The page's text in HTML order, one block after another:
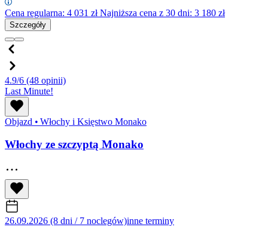
Cena regularna: 4 031 złNajniższa cena z 30 dni: 3 180 zł
Szczegóły
4.9/6 (48 opinii)
Last Minute!
Objazd • Włochy i Księstwo Monako
Włochy ze szczyptą Monako
26.09.2026 (8 dni / 7 noclegów)inne terminy